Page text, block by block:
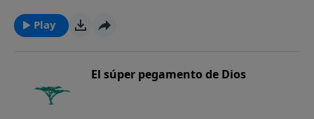
Play
El súper pegamento de Dios